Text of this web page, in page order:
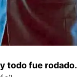
todo fue rodado.